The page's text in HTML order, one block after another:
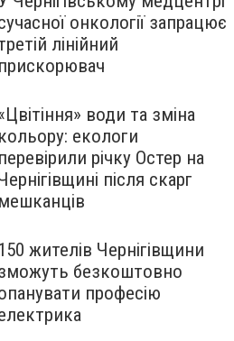
онкології запрацює
лінійний
прискорювач
води та зміна
кольору: екологи
перевірили річку Остер на
після скарг
мешканців
150 жителів Чернігівщини
безкоштовно
професію